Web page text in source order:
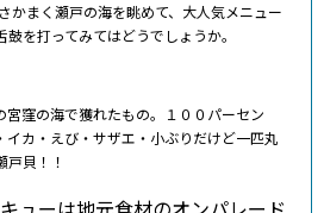
かまく瀬戸の海を眺めて、大人気メニュー
を打ってみてはどうでしょうか。
宮窪の海で獲れたもの。１００パーセン
イカ・えび・サザエ・小ぶりだけど一匹丸
戸貝！！